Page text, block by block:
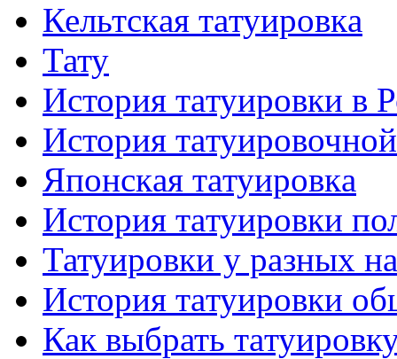
Кельтскaя тaтуировкa
Тату
История тaтуировки в
История
Японскaя тaтуировкa
История тaтуировки
Татуировки у разных
История тaтуировки
Как выбрать